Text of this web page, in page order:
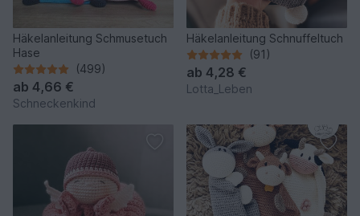
Häkelanleitung Schmusetuch
Hase
(499)
ab 4,66 €
Schneckenkind
Häkelanleitung Schnuffeltuch
(91)
ab 4,28 €
Lotta_Leben